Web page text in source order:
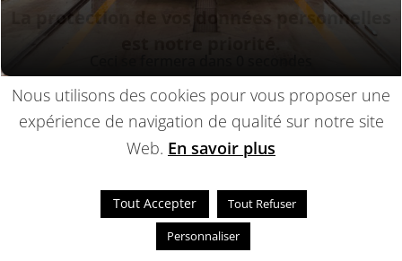
Mentions légales
La protection de vos données personnelles
Nous utilisons des cookies pour vous proposer une
expérience de navigation de qualité sur notre site
Web. En savoir plus
Tout Accepter
Tout Refuser
Personnaliser